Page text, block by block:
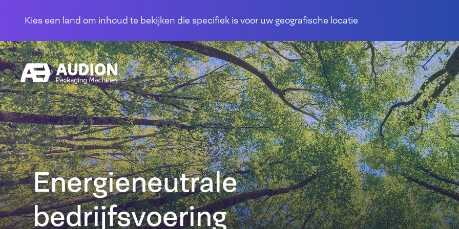
Kies een land om inhoud te bekijken die specifiek is voor uw geografische locatie
Energieneutrale
bedrijfsvoering